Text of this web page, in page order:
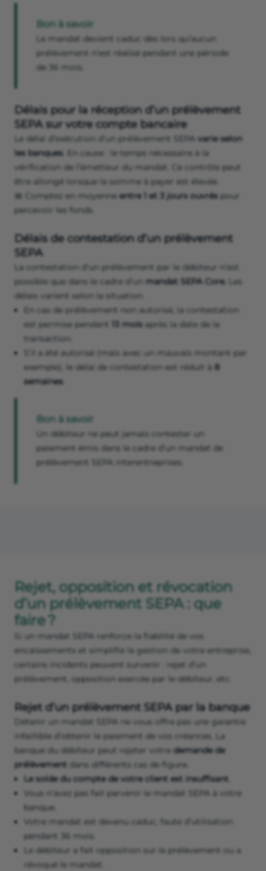
Bon à savoir
Le mandat devient caduc dès lors qu’aucun
prélèvement n’est réalisé pendant une période
de 36 mois.
Délais pour la réception d’un prélèvement
SEPA sur votre compte bancaire
Le délai d’exécution d’un prélèvement SEPA varie selon
les banques. En cause : le temps nécessaire à la
vérification de l’émetteur du mandat. Ce contrôle peut
être allongé lorsque la somme à payer est élevée.
📅 Comptez en moyenne entre 1 et 3 jours ouvrés pour
percevoir les fonds.
Délais de contestation d’un prélèvement
SEPA
La contestation d’un prélèvement par le débiteur n’est
possible que dans le cadre d’un mandat SEPA Core.
Les
délais varient selon la situation.
En cas de prélèvement non autorisé, la contestation
est permise pendant
13 mois après la date de la
transaction.
S’il a été autorisé (mais avec un mauvais montant par
exemple), le délai de contestation est réduit à 8
semaines.
Bon à savoir
Un débiteur ne peut jamais contester un
paiement émis dans le cadre d’un mandat de
prélèvement SEPA interentreprises.
Rejet, opposition et révocation
d’un prélèvement SEPA : que
faire ?
Si un mandat SEPA renforce la fiabilité de vos
encaissements et simplifie la gestion de votre entreprise,
certains incidents peuvent survenir : rejet d’un
prélèvement, opposition exercée par le débiteur, etc.
Rejet d’un prélèvement SEPA par la banque
Détenir un mandat SEPA ne vous offre pas une garantie
infaillible d’obtenir le paiement de vos créances. La
banque du débiteur peut rejeter votre demande de
prélèvement dans différents cas de figure.
Le solde du compte de votre client est insuffisant
Vous n’avez pas fait parvenir le mandat SEPA à votre
banque.
Votre mandat est devenu caduc, faute d’utilisation
pendant 36 mois.
Le débiteur a fait opposition sur le prélèvement ou a
révoqué le mandat.